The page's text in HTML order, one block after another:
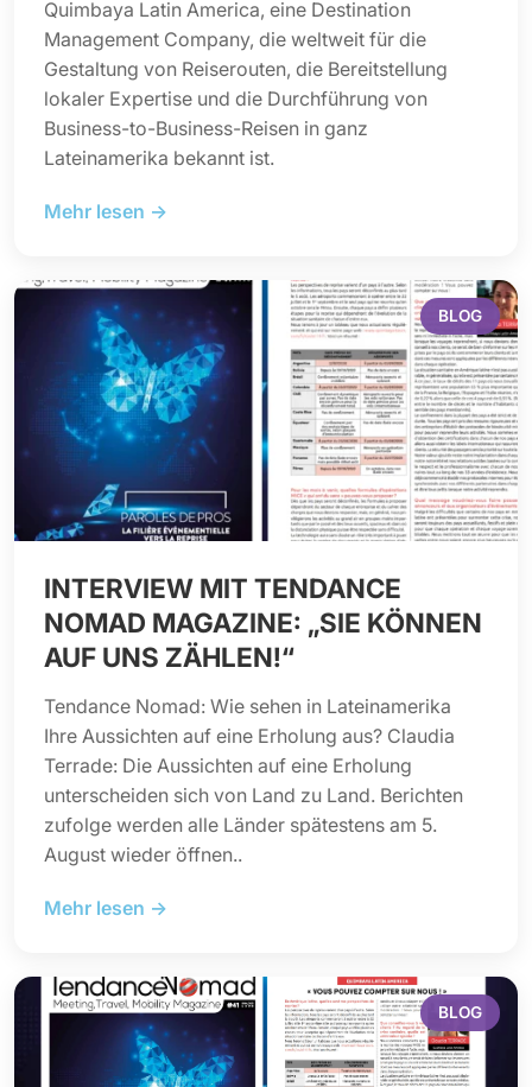
Quimbaya Latin America, eine Destination
Management Company, die weltweit für die
Gestaltung von Reiserouten, die Bereitstellung
lokaler Expertise und die Durchführung von
Business-to-Business-Reisen in ganz
Lateinamerika bekannt ist.
Mehr lesen →
BLOG
INTERVIEW MIT TENDANCE
NOMAD MAGAZINE: „SIE KÖNNEN
AUF UNS ZÄHLEN!“
Tendance Nomad: Wie sehen in Lateinamerika
Ihre Aussichten auf eine Erholung aus? Claudia
Terrade: Die Aussichten auf eine Erholung
unterscheiden sich von Land zu Land. Berichten
zufolge werden alle Länder spätestens am 5.
August wieder öffnen..
Mehr lesen →
BLOG